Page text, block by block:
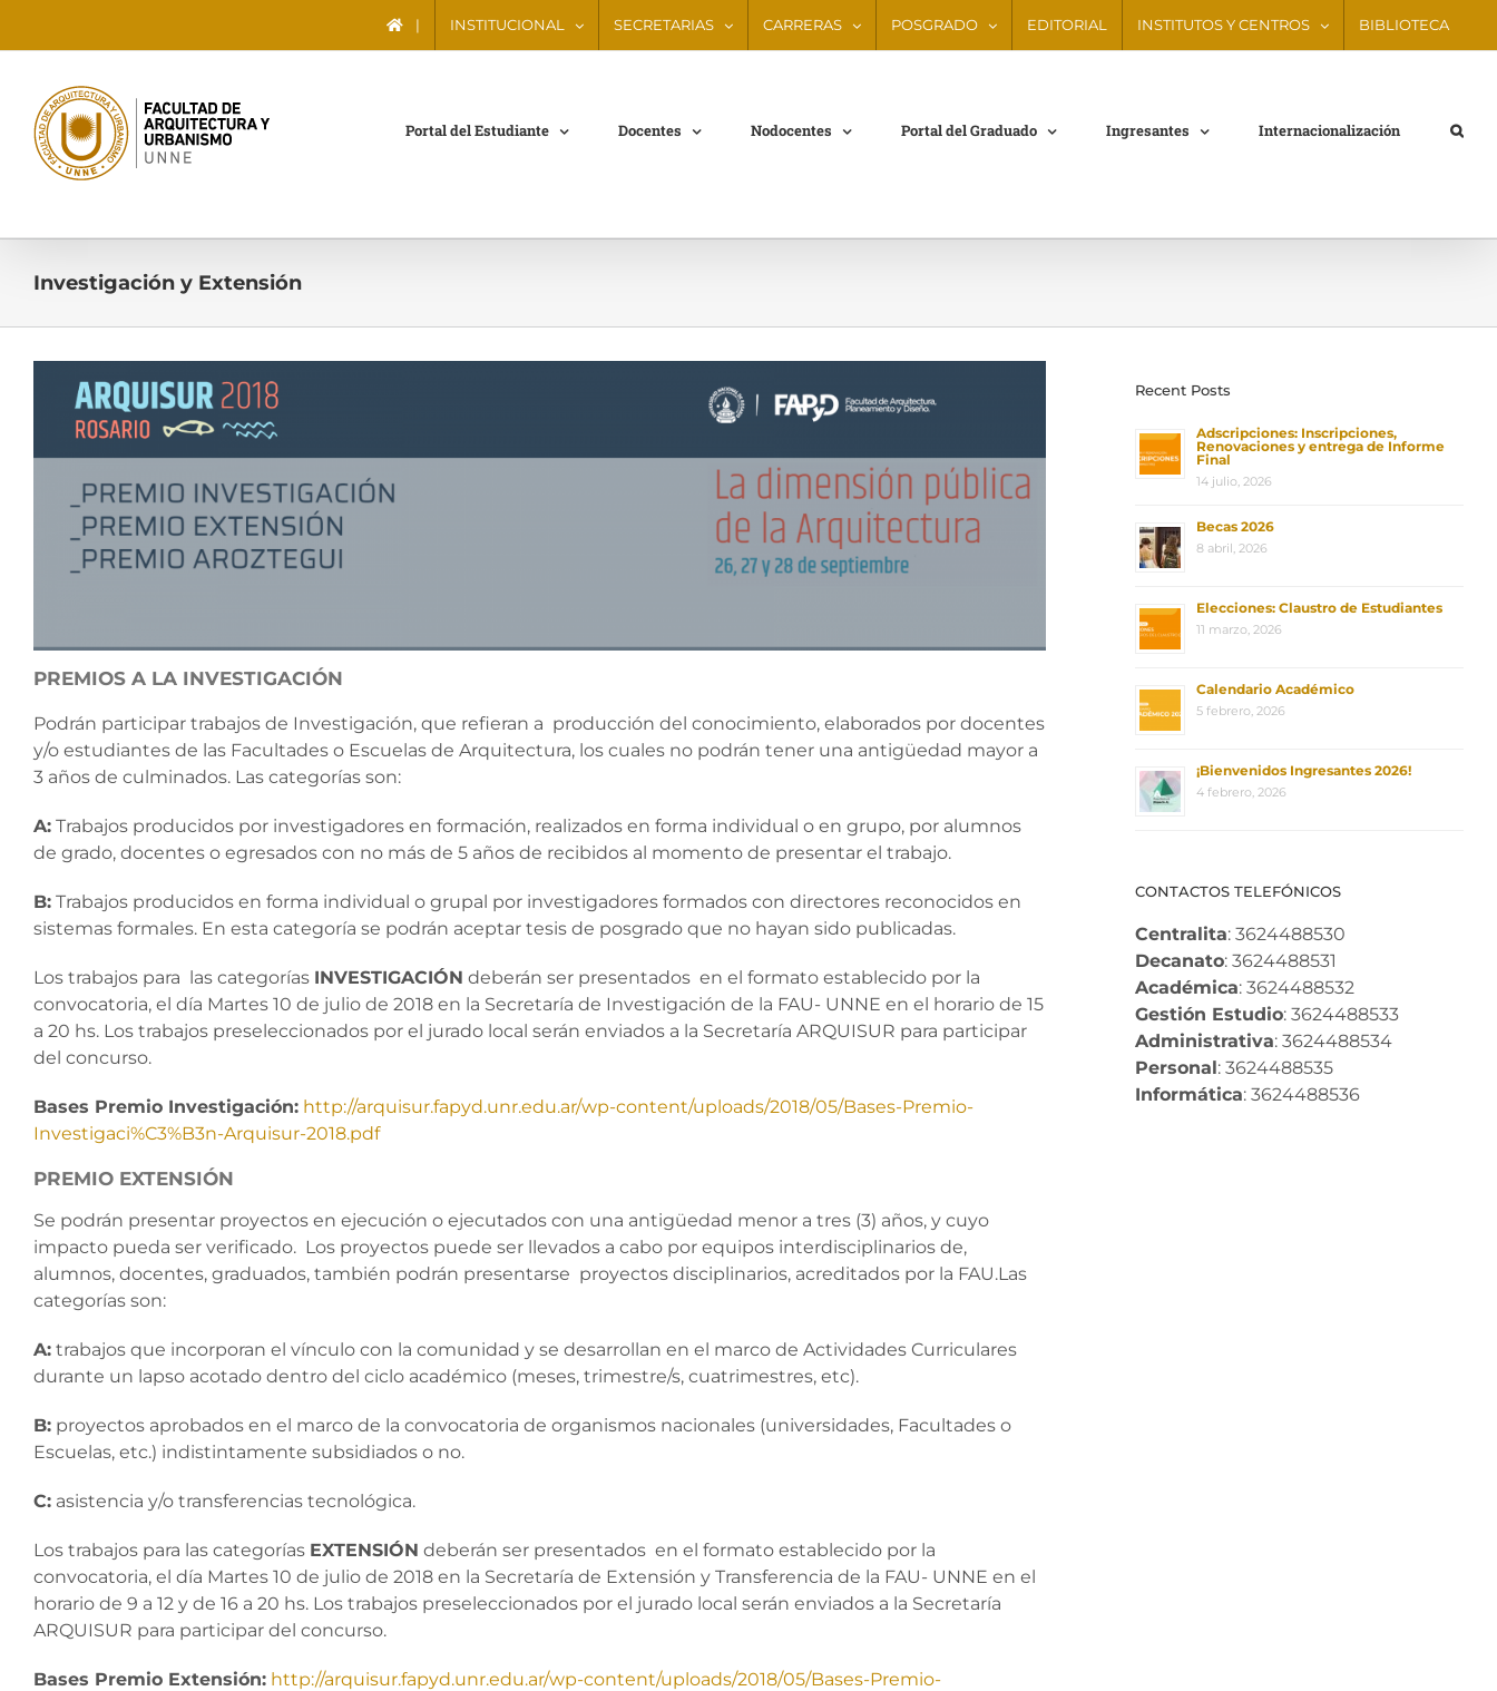
| INSTITUCIONAL SECRETARIAS CARRERAS POSGRADO EDITORIAL INSTITUTOS Y CENTROS BIBLIOTECA
Portal del Estudiante Docentes Nodocentes Portal del Graduado Ingresantes Internacionalización
Investigación y Extensión
imagen
grande
PREMIOS A LA INVESTIGACIÓN
Podrán participar trabajos de Investigación, que refieran a producción del conocimiento, elaborados por docentes
y/o estudiantes de las Facultades o Escuelas de Arquitectura, los cuales no podrán tener una antigüedad mayor a
3 años de culminados. Las categorías son:
A: Trabajos producidos por investigadores en formación, realizados en forma individual o en grupo, por alumnos
de grado, docentes o egresados con no más de 5 años de recibidos al momento de presentar el trabajo.
B: Trabajos producidos en forma individual o grupal por investigadores formados con directores reconocidos en
sistemas formales. En esta categoría se podrán aceptar tesis de posgrado que no hayan sido publicadas.
Los trabajos para las categorías INVESTIGACIÓN deberán ser presentados en el formato establecido por la
convocatoria, el día Martes 10 de julio de 2018 en la Secretaría de Investigación de la FAU- UNNE en el horario de 15
a 20 hs. Los trabajos preseleccionados por el jurado local serán enviados a la Secretaría ARQUISUR para participar
del concurso.
Bases Premio Investigación: http://arquisur.fapyd.unr.edu.ar/wp-content/uploads/2018/05/Bases-Premio-
Investigaci%C3%B3n-Arquisur-2018.pdf
PREMIO EXTENSIÓN
Se podrán presentar proyectos en ejecución o ejecutados con una antigüedad menor a tres (3) años, y cuyo
impacto pueda ser verificado. Los proyectos puede ser llevados a cabo por equipos interdisciplinarios de,
alumnos, docentes, graduados, también podrán presentarse proyectos disciplinarios, acreditados por la FAU.Las
categorías son:
A: trabajos que incorporan el vínculo con la comunidad y se desarrollan en el marco de Actividades Curriculares
durante un lapso acotado dentro del ciclo académico (meses, trimestre/s, cuatrimestres, etc).
B: proyectos aprobados en el marco de la convocatoria de organismos nacionales (universidades, Facultades o
Escuelas, etc.) indistintamente subsidiados o no.
C: asistencia y/o transferencias tecnológica.
Los trabajos para las categorías EXTENSIÓN deberán ser presentados en el formato establecido por la
convocatoria, el día Martes 10 de julio de 2018 en la Secretaría de Extensión y Transferencia de la FAU- UNNE en el
horario de 9 a 12 y de 16 a 20 hs. Los trabajos preseleccionados por el jurado local serán enviados a la Secretaría
ARQUISUR para participar del concurso.
Bases Premio Extensión: http://arquisur.fapyd.unr.edu.ar/wp-content/uploads/2018/05/Bases-Premio-
Recent Posts
Adscripciones: Inscripciones,
Renovaciones y entrega de Informe
Final
14 julio, 2026
Becas 2026
8 abril, 2026
Elecciones: Claustro de Estudiantes
11 marzo, 2026
Calendario Académico
5 febrero, 2026
¡Bienvenidos Ingresantes 2026!
4 febrero, 2026
CONTACTOS TELEFÓNICOS
Centralita: 3624488530
Decanato: 3624488531
Académica: 3624488532
Gestión Estudio: 3624488533
Administrativa: 3624488534
Personal: 3624488535
Informática: 3624488536